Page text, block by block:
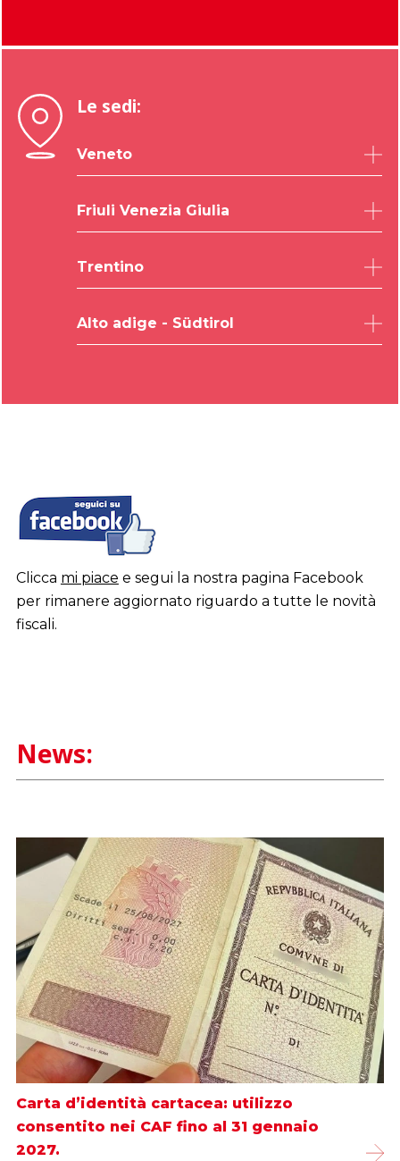
Le sedi:
Veneto
Belluno
Treviso
Verona
Vicenza
Friuli Venezia Giulia
Udine
Gorizia
Trentino
Trento
Alto adige - Südtirol
Clicca mi piace e segui la nostra pagina Facebook
per rimanere aggiornato riguardo a tutte le novità
fiscali.
News:
Carta d’identità cartacea: utilizzo
consentito nei CAF fino al 31 gennaio
2027.